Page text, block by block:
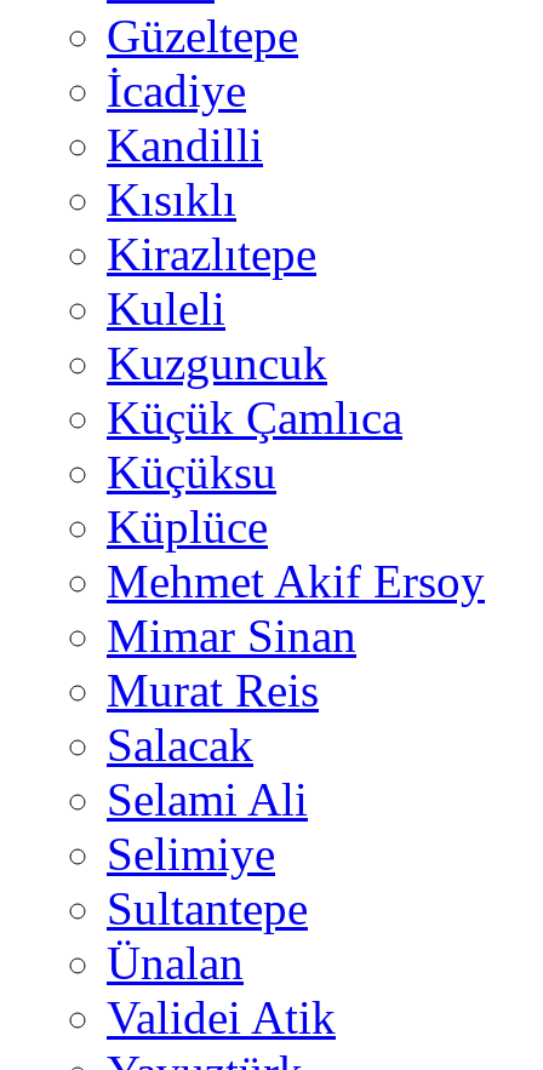
Güzeltepe
İcadiye
Kandilli
Kısıklı
Kirazlıtepe
Kuleli
Kuzguncuk
Küçük Çamlıca
Küçüksu
Küplüce
Mehmet Akif Ersoy
Mimar Sinan
Murat Reis
Salacak
Selami Ali
Selimiye
Sultantepe
Ünalan
Validei Atik